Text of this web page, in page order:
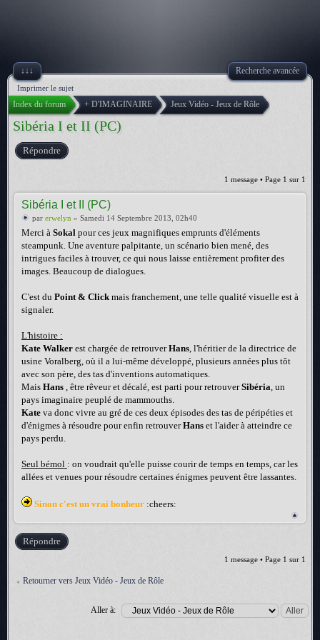
↓↓↓ Recherche avancée
Imprimer le sujet
Index du forum + D'IMAGINAIRE Jeux Vidéo - Jeux de Rôle
Sibéria I et II (PC)
Répondre
1 message • Page 1 sur 1
Sibéria I et II (PC)
par erwelyn » Samedi 14 Septembre 2013, 02h40
Merci à Sokal pour ces jeux magnifiques emprunts d'éléments
steampunk. Une aventure palpitante, un scénario bien mené, des
intrigues faciles à trouver, ce qui nous laisse entièrement profiter des
images. Beaucoup de dialogues.
C'est du Point & Click mais franchement, une telle qualité visuelle est à
signaler.
L'histoire :
Kate Walker est chargée de retrouverHans, l'héritier de la directrice de
usine Voralberg, où il a lui-même développé, plusieurs années plus tôt
avec son père, des tas d'inventions automatiques.
Mais Hans , être rêveur et décalé, est parti pour retrouverSibéria, un
pays imaginaire peuplé de mammouths.
Kate va donc vivre au gré de ces deux épisodes des tas de péripéties et
d'énigmes à résoudre pour enfin retrouverHans et l'aider à atteindre ce
pays perdu.
Seul bémol : on voudrait qu'elle puisse courir de temps en temps, car les
allées et venues pour résoudre certaines énigmes peuvent être lassantes.
Sinon c'est un vrai bonheur :cheers:
Répondre
1 message • Page 1 sur 1
Retourner vers Jeux Vidéo - Jeux de Rôle
Aller à: